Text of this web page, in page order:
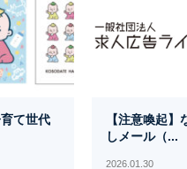
育て世代
【注意喚起】
しメール（...
2026.01.30